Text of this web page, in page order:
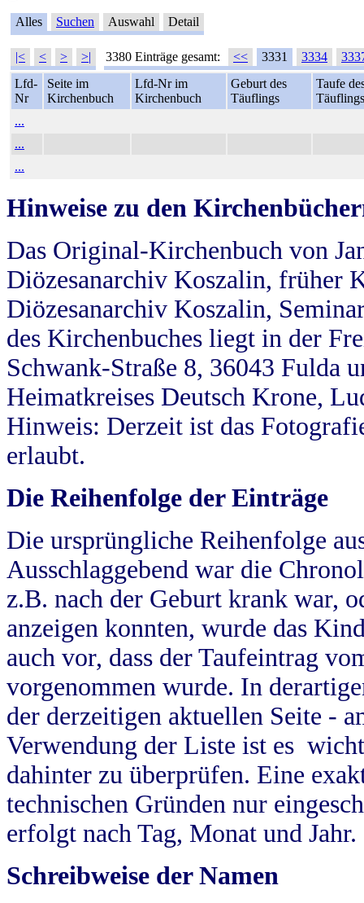
Alles Suchen Auswahl Detail
|< < > >| 3380 Einträge gesamt: << 3331 3334
Lfd-
Nr
Seite im
Kirchenbuch
Lfd-Nr im
Kirchenbuch
Geburt des
Täuflings
Taufe
Täuflings
...
...
...
Hinweise zu den
Das Original-Kirchenbuch von
Diözesanarchiv Koszalin, früher
Diözesanarchiv Koszalin,
des Kirchenbuches liegt in der
Schwank-Straße 8, 36043 Fulda
Heimatkreises Deutsch Krone,
Hinweis: Derzeit ist das
erlaubt.
Die Reihenfolge der Einträge
Die ursprüngliche Reihenfolge
Ausschlaggebend war die
z.B. nach der Geburt krank war,
anzeigen konnten, wurde das
auch vor, dass der Taufeintrag
vorgenommen wurde. In
der derzeitigen aktuellen Seite -
Verwendung der Liste ist es
dahinter zu überprüfen. Eine
technischen Gründen nur
erfolgt nach Tag, Monat und Jahr.
Schreibweise der Namen